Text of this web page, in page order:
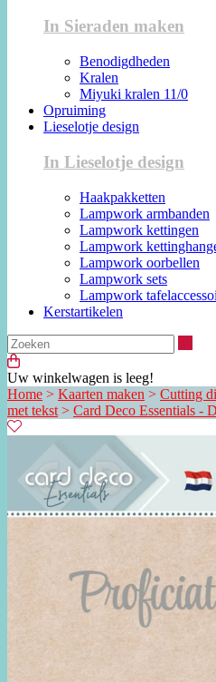
In Sieraden maken
Benodigdheden
Kralen
Miyuki kralen 11/0
Opruiming
Lieselotje design
In Lieselotje design
Haakpakketten
Lampwork armbanden
Lampwork kettingen
Lampwork
Lampwork oorbellen
Lampwork sets
Lampwork
Kerstartikelen
Uw winkelwagen is leeg!
Home > Kaarten maken > Cutting
met tekst > Card Deco Essentials -